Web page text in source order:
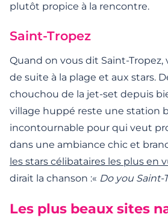
plutôt propice à la rencontre.
Saint-Tropez
Quand on vous dit Saint-
de suite à la plage et aux stars.
chouchou de la jet-set depuis
village huppé reste une station
incontournable pour qui veut
dans une ambiance chic et
les stars célibataires les plus en
dirait la chanson :« Do you Saint-
Les plus beaux sites